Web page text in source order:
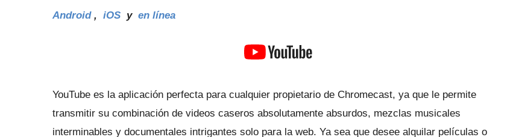
Android, iOS y en línea
YouTube es la aplicación perfecta para cualquier propietario de Chromecast, ya que le permite
transmitir su combinación de videos caseros absolutamente absurdos, mezclas musicales
interminables y documentales intrigantes solo para la web. Ya sea que desee alquilar películas o